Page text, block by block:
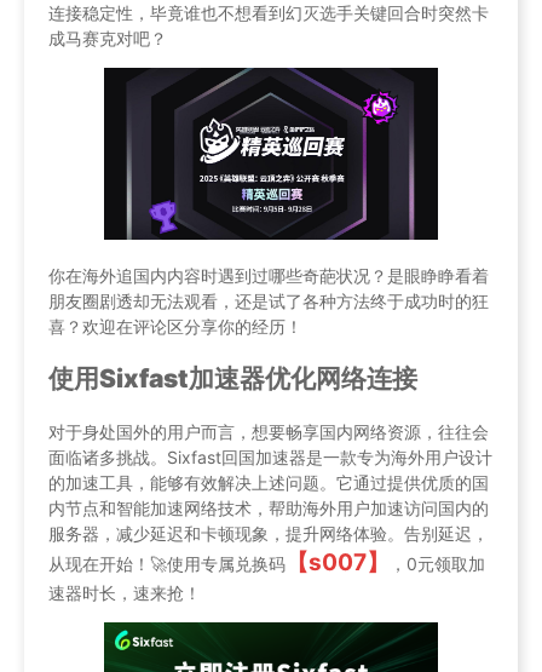
连接稳定性，毕竟谁也不想看到幻灭选手关键回合时突然卡
成马赛克对吧？
你在海外追国内内容时遇到过哪些奇葩状况？是眼睁睁看着
朋友圈剧透却无法观看，还是试了各种方法终于成功时的狂
喜？欢迎在评论区分享你的经历！
使用Sixfast加速器优化网络连接
对于身处国外的用户而言，想要畅享国内网络资源，往往会
面临诸多挑战。Sixfast回国加速器是一款专为海外用户设计
的加速工具，能够有效解决上述问题。它通过提供优质的国
内节点和智能加速网络技术，帮助海外用户加速访问国内的
服务器，减少延迟和卡顿现象，提升网络体验。告别延迟，
从现在开始！🚀使用专属兑换码
【s007】
，0元领取加
速器时长，速来抢！